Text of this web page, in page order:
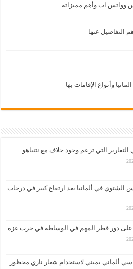
وواتس اب وأهم مميزاته
وأنواع الإقامات بها
التقارير التي تزعم وجود خلاف مع نتنياهو
الشتوي في ألمانيا بعد ارتفاع كبير في درجات
على دور قطر المهم في الوساطة في حرب غزة
ألماني يميني لاستخدام شعار نازي محظور